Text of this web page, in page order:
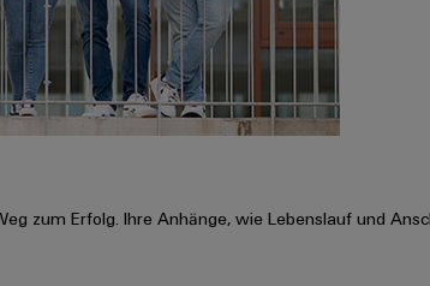
zum Erfolg. Ihre Anhänge, wie Lebenslauf und